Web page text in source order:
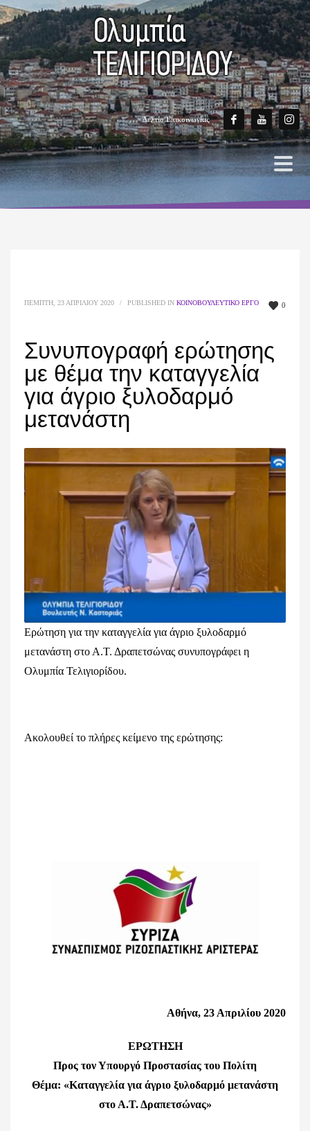
Δελτίο Επικοινωνίας
0
ΠΈΜΠΤΗ, 23 ΑΠΡΙΛΊΟΥ 2020 / PUBLISHED IN ΚΟΙΝΟΒΟΥΛΕΥΤΙΚΌ ΈΡΓΟ
Συνυπογραφή ερώτησης
με θέμα την καταγγελία
για άγριο ξυλοδαρμό
μετανάστη
Ερώτηση για την καταγγελία για άγριο ξυλοδαρμό
μετανάστη στο Α.Τ. Δραπετσώνας συνυπογράφει η
Ολυμπία Τελιγιορίδου.
Ακολουθεί το πλήρες κείμενο της ερώτησης:
Αθήνα, 23 Απριλίου 2020
ΕΡΩΤΗΣΗ
Προς τον Υπουργό Προστασίας του Πολίτη
Θέμα: «Καταγγελία για άγριο ξυλοδαρμό μετανάστη
στο Α.Τ. Δραπετσώνας»